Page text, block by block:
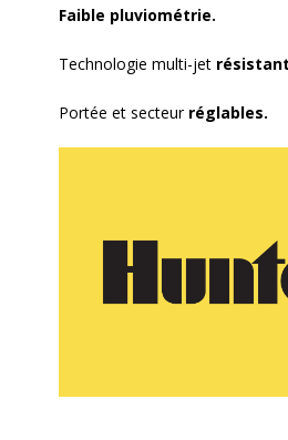
Faible pluviométrie.
Technologie multi-jet
Portée et secteurréglables.